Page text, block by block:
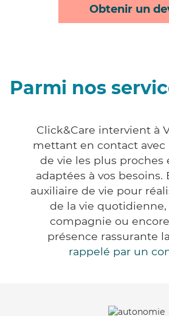
Obtenir un
Parmi nos
Click&Care intervient à
mettant en contact avec
de vie les plus proches
adaptées à vos besoins.
auxiliaire de vie pour
de la vie
compagnie ou
présence rassurante
rappelé par un